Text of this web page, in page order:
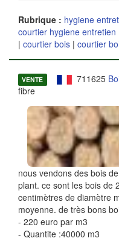
Rubrique : hygiene
courtier hygiene entretien
| courtier bois | courtier
VENTE 711625
fibre
nous vendons des bois
plant. ce sont les bois de
centimètres de diamètre
moyenne. de très bons
- 220 euro par m3
- Quantite :40000 m3